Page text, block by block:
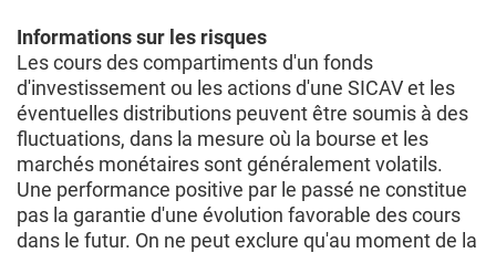
Informations sur les risques
Les cours des compartiments d'un fonds
d'investissement ou les actions d'une SICAV et les
éventuelles distributions peuvent être soumis à des
fluctuations, dans la mesure où la bourse et les
marchés monétaires sont généralement volatils.
Une performance positive par le passé ne constitue
pas la garantie d'une évolution favorable des cours
dans le futur. On ne peut exclure qu'au moment de la